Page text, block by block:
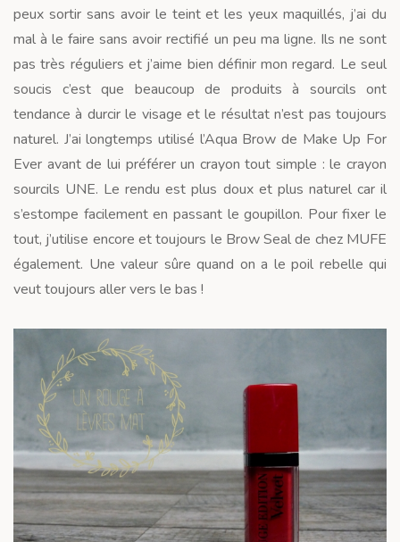
peux sortir sans avoir le teint et les yeux maquillés, j’ai du
mal à le faire sans avoir rectifié un peu ma ligne. Ils ne sont
pas très réguliers et j’aime bien définir mon regard. Le seul
soucis c’est que beaucoup de produits à sourcils ont
tendance à durcir le visage et le résultat n’est pas toujours
naturel. J’ai longtemps utilisé l’Aqua Brow de Make Up For
Ever avant de lui préférer un crayon tout simple : le crayon
sourcils UNE. Le rendu est plus doux et plus naturel car il
s’estompe facilement en passant le goupillon. Pour fixer le
tout, j’utilise encore et toujours le Brow Seal de chez MUFE
également. Une valeur sûre quand on a le poil rebelle qui
veut toujours aller vers le bas !